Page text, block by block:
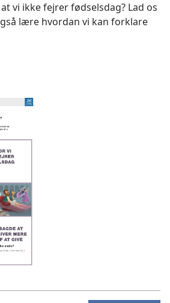
vi ikke fejrer fødselsdag? Lad os
lære hvordan vi kan forklare